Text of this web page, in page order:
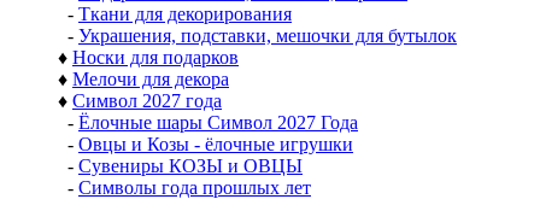
- Ткани для декорирования
- Украшения, подставки, мешочки для бутылок
♦ Носки для подарков
♦ Мелочи для декора
♦ Символ 2027 года
- Ёлочные шары Символ 2027 Года
- Овцы и Козы - ёлочные игрушки
- Сувениры КОЗЫ и ОВЦЫ
- Символы года прошлых лет